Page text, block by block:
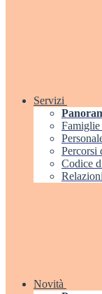
Servizi
Famiglie
Percorsi
Codice
Novità